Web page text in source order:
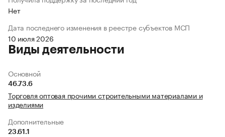
Нет
Дата последнего изменения в реестре субъектов МСП
10 июля 2026
Виды деятельности
Основной
46.73.6
Торговля оптовая прочими строительными материалами и
изделиями
Дополнительные
23.61.1